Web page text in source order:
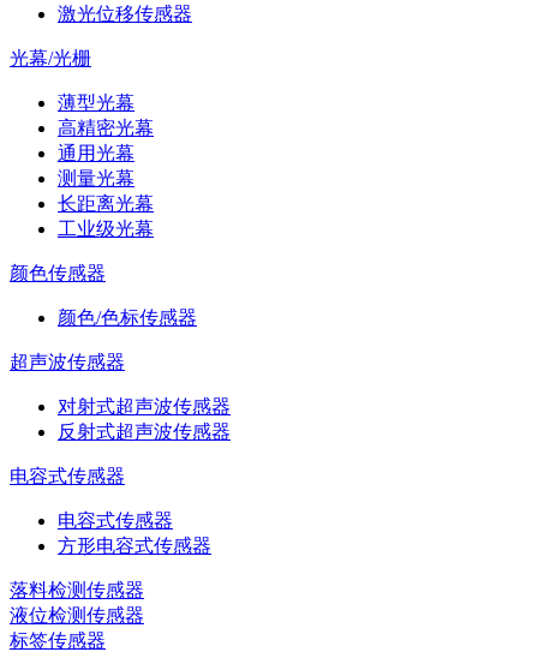
激光位移传感器
光幕/光栅
薄型光幕
高精密光幕
通用光幕
测量光幕
长距离光幕
工业级光幕
颜色传感器
颜色/色标传感器
超声波传感器
对射式超声波传感器
反射式超声波传感器
电容式传感器
电容式传感器
方形电容式传感器
落料检测传感器
液位检测传感器
标签传感器